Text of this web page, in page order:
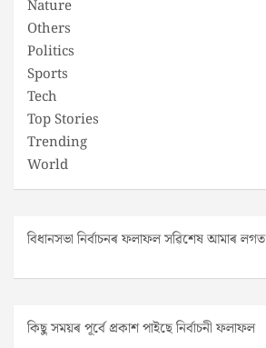
Nature
Others
Politics
Sports
Tech
Top Stories
Trending
World
বিধানসভা নিৰ্বাচনৰ ফলাফল সৱিশেষ আমাৰ লগত
কিছু সময়ৰ পূৰ্বে প্ৰকাশ পাইছে নিৰ্বাচনী ফলাফল